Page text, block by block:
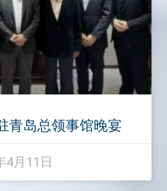
青岛总领事馆晚宴
4月11日